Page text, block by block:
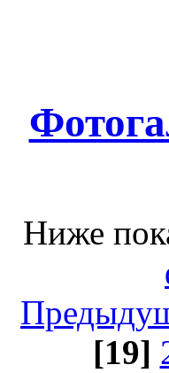
Ниже
[19]